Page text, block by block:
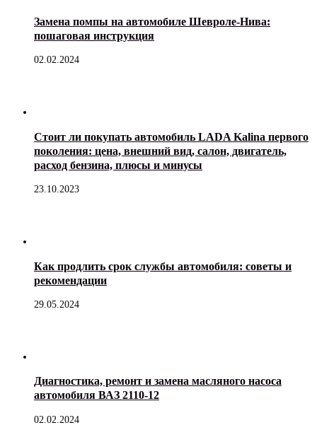
Замена помпы на автомобиле Шевроле-Нива:
пошаговая инструкция
02.02.2024
Стоит ли покупать автомобиль LADA Kalina первого
поколения: цена, внешний вид, салон, двигатель,
расход бензина, плюсы и минусы
23.10.2023
Как продлить срок службы автомобиля: советы и
рекомендации
29.05.2024
Диагностика, ремонт и замена масляного насоса
автомобиля ВАЗ 2110-12
02.02.2024